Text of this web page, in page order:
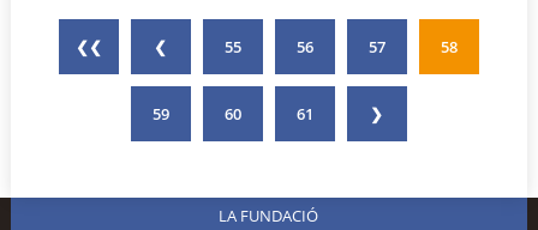
❮❮ ❮ 55 56 57 58
59 60 61 ❯
LA FUNDACIÓ